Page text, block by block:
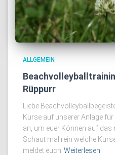
ALLGEMEIN
Rüppurr
Liebe
Kurse auf unserer Anlage
an, um euer Können auf das
Schaut mal rein welche
meldet euch Weiterlesen